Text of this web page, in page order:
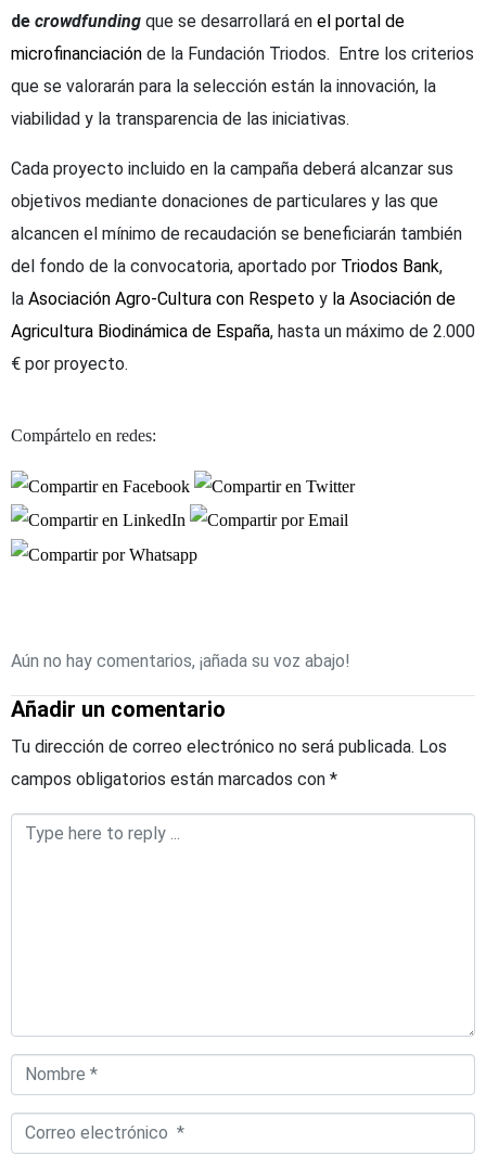
de crowdfunding que se desarrollará en el portal de
microfinanciación de la Fundación Triodos. Entre los criterios
que se valorarán para la selección están la innovación, la
viabilidad y la transparencia de las iniciativas.
Cada proyecto incluido en la campaña deberá alcanzar sus
objetivos mediante donaciones de particulares y las que
alcancen el mínimo de recaudación se beneficiarán también
del fondo de la convocatoria, aportado por Triodos Bank,
la Asociación Agro-Cultura con Respeto y la Asociación de
Agricultura Biodinámica de España, hasta un máximo de 2.000
€ por proyecto.
Compártelo en redes:
Aún no hay comentarios, ¡añada su voz abajo!
Añadir un comentario
Tu dirección de correo electrónico no será publicada. Los
campos obligatorios están marcados con *
Comentario
Nombre
*
Correo
electrónico